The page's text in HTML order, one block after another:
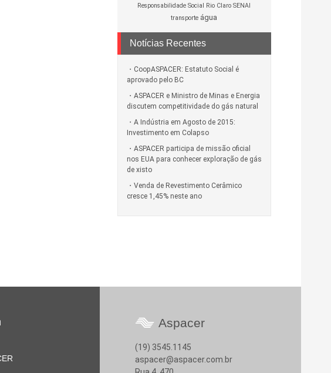
Responsabilidade Social Rio Claro SENAI
transporte água
Notícias Recentes
CoopASPACER: Estatuto Social é
aprovado pelo BC
ASPACER e Ministro de Minas e Energia
discutem competitividade do gás natural
A Indústria em Agosto de 2015:
Investimento em Colapso
ASPACER participa de missão oficial
nos EUA para conhecer exploração de gás
de xisto
Venda de Revestimento Cerâmico
cresce 1,45% neste ano
Aspacer
(19) 3545.1145
aspacer@aspacer.com.br